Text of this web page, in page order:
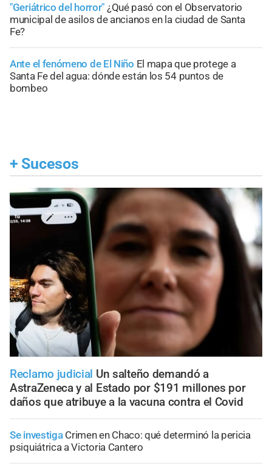
"Geriátrico del horror" ¿Qué pasó con el Observatorio
municipal de asilos de ancianos en la ciudad de Santa
Fe?
Ante el fenómeno de El Niño El mapa que protege a
Santa Fe del agua: dónde están los 54 puntos de
bombeo
+ Sucesos
Reclamo judicial Un salteño demandó a
AstraZeneca y al Estado por $191 millones por
daños que atribuye a la vacuna contra el Covid
Se investiga Crimen en Chaco: qué determinó la pericia
psiquiátrica a Victoria Cantero